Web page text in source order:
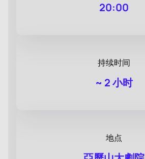
20:00
持续时间
~ 2 小时
地点